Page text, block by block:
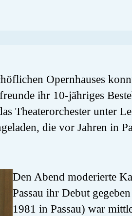
Opernhauses
ihr 10-jähriges
Theaterorchester unter
die vor Jahren in
Den Abend moderierte
Passau ihr Debut
1981 in Passau) war